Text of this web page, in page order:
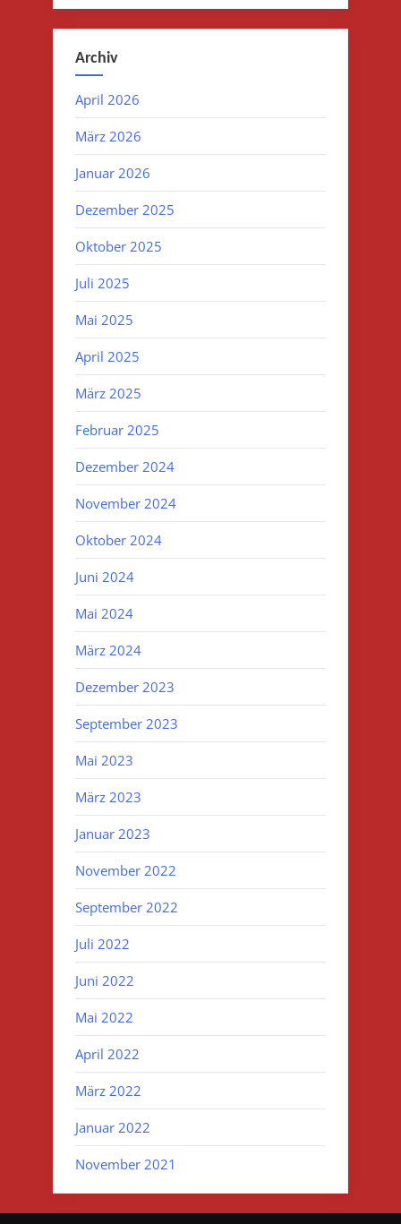
Archiv
April 2026
März 2026
Januar 2026
Dezember 2025
Oktober 2025
Juli 2025
Mai 2025
April 2025
März 2025
Februar 2025
Dezember 2024
November 2024
Oktober 2024
Juni 2024
Mai 2024
März 2024
Dezember 2023
September 2023
Mai 2023
März 2023
Januar 2023
November 2022
September 2022
Juli 2022
Juni 2022
Mai 2022
April 2022
März 2022
Januar 2022
November 2021